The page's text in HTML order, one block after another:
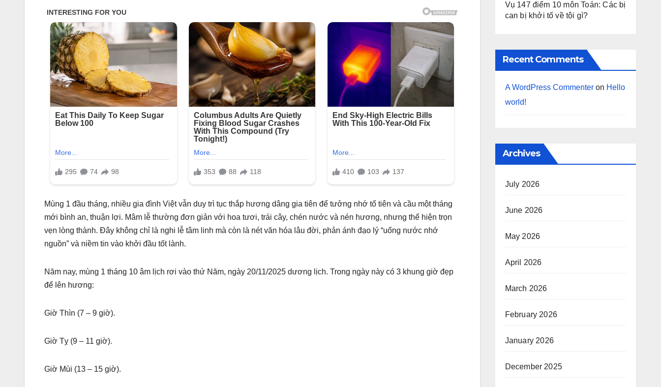
Mùng 1 đầu tháng, nhiều gia đình Việt vẫn duy trì tục thắp hương dâng gia tiên để tưởng nhớ tổ tiên và cầu một tháng
mới bình an, thuận lợi. Mâm lễ thường đơn giản với hoa tươi, trái cây, chén nước và nén hương, nhưng thể hiện trọn
vẹn lòng thành. Đây không chỉ là nghi lễ tâm linh mà còn là nét văn hóa lâu đời, phản ánh đạo lý “uống nước nhớ
nguồn” và niềm tin vào khởi đầu tốt lành.
Năm nay, mùng 1 tháng 10 âm lịch rơi vào thứ Năm, ngày 20/11/2025 dương lịch. Trong ngày này có 3 khung giờ đẹp
để lên hương:
Giờ Thìn (7 – 9 giờ).
Giờ Tỵ (9 – 11 giờ).
Giờ Mùi (13 – 15 giờ).
Vụ 147 điểm 10 môn Toán: Các bị
can bị khởi tố về tội gì?
Recent Comments
A WordPress Commenteron Hello
world!
Archives
July 2026
June 2026
May 2026
April 2026
March 2026
February 2026
January 2026
December 2025